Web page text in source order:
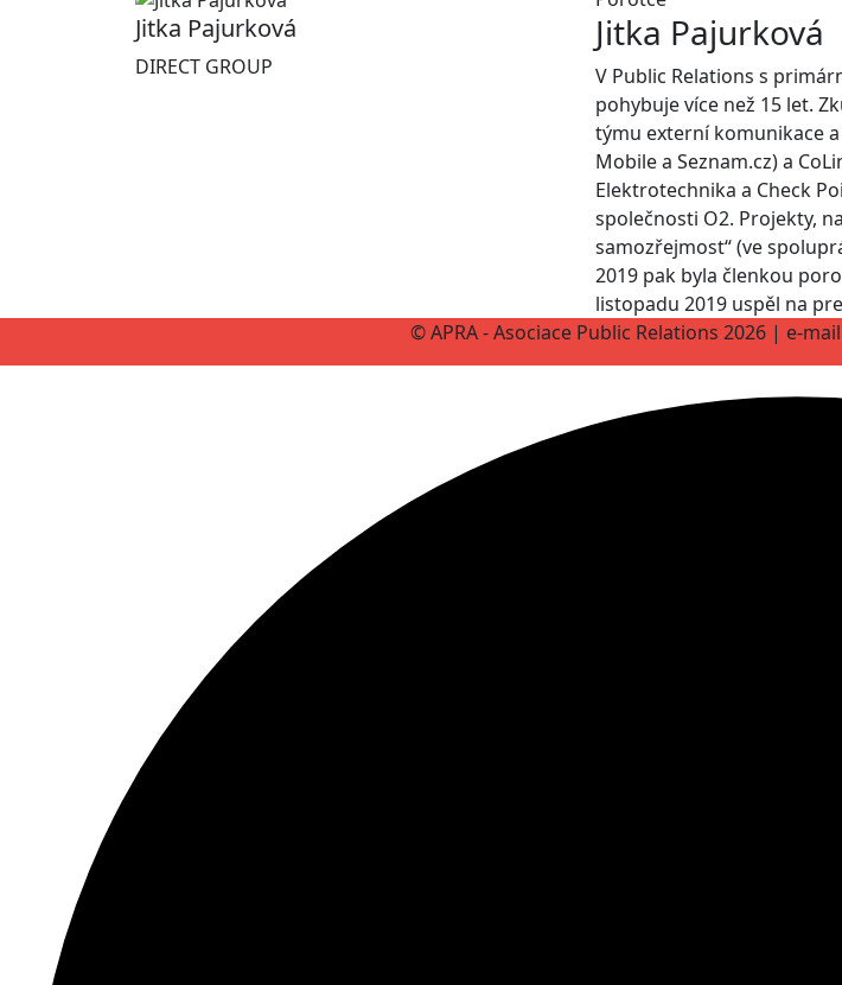
Jitka Pajurková
DIRECT GROUP
Jitka Pajurková
V Public Relations s
pohybuje více než 15 let.
týmu externí komunikace a
Mobile a Seznam.cz) a
Elektrotechnika a Check
společnosti O2. Projekty,
samozřejmost“ (ve
2019 pak byla členkou
listopadu 2019 uspěl na
© APRA - Asociace Public Relations 2026 | e-